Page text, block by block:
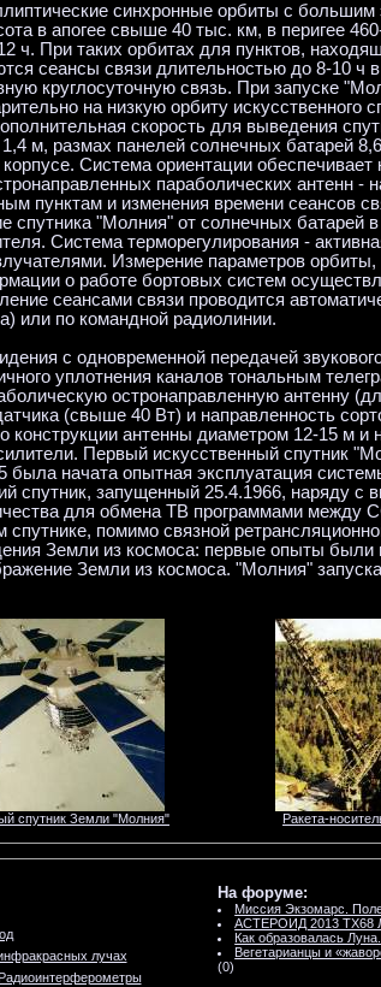
синхронные орбиты с большим
в апогее свыше 40 тыс. км, в перигее
ч. При таких орбитах для пунктов,
сеансы связи длительностью до 8-10 ч
круглосуточную связь. При запуске
на низкую орбиту искусственного
скорость для выведения
м, размах панелей солнечных батарей
Система ориентации
параболических антенн -
пунктам и изменения времени сеансов
"Молния" от солнечных батарей
Система терморегулирования -
Измерение параметров
о работе бортовых систем
сеансами связи проводится
или по командной радиолинии.
с одновременной передачей
уплотнения каналов тональным
остронаправленную антенну
(свыше 40 Вт) и направленность
конструкции антенны диаметром 12-15 м и
Первый искусственный спутник
была начата опытная эксплуатация
спутник, запущенный 25.4.1966, наряду с
для обмена ТВ программами между
помимо связной
Земли из космоса: первые опыты
Земли из космоса. "Молния"
спутник Земли "Молния" Ракета-
лучах
На форуме:
Миссия Экзомарс.
АСТЕРОИД 2013
Как образовалась Луна.
Вегетарианцы и
(0)